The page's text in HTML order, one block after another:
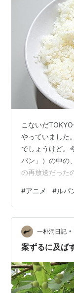
こないだ
やっていました
でしょうけど。
パン」）の中の
の再放送だった
放送するのは珍
ご存知のとおり
す。最初は手塚
モンキー・パン
イラストにショ
#アニメ #ルパ
一朴洞日記 •
案ずるに及ば